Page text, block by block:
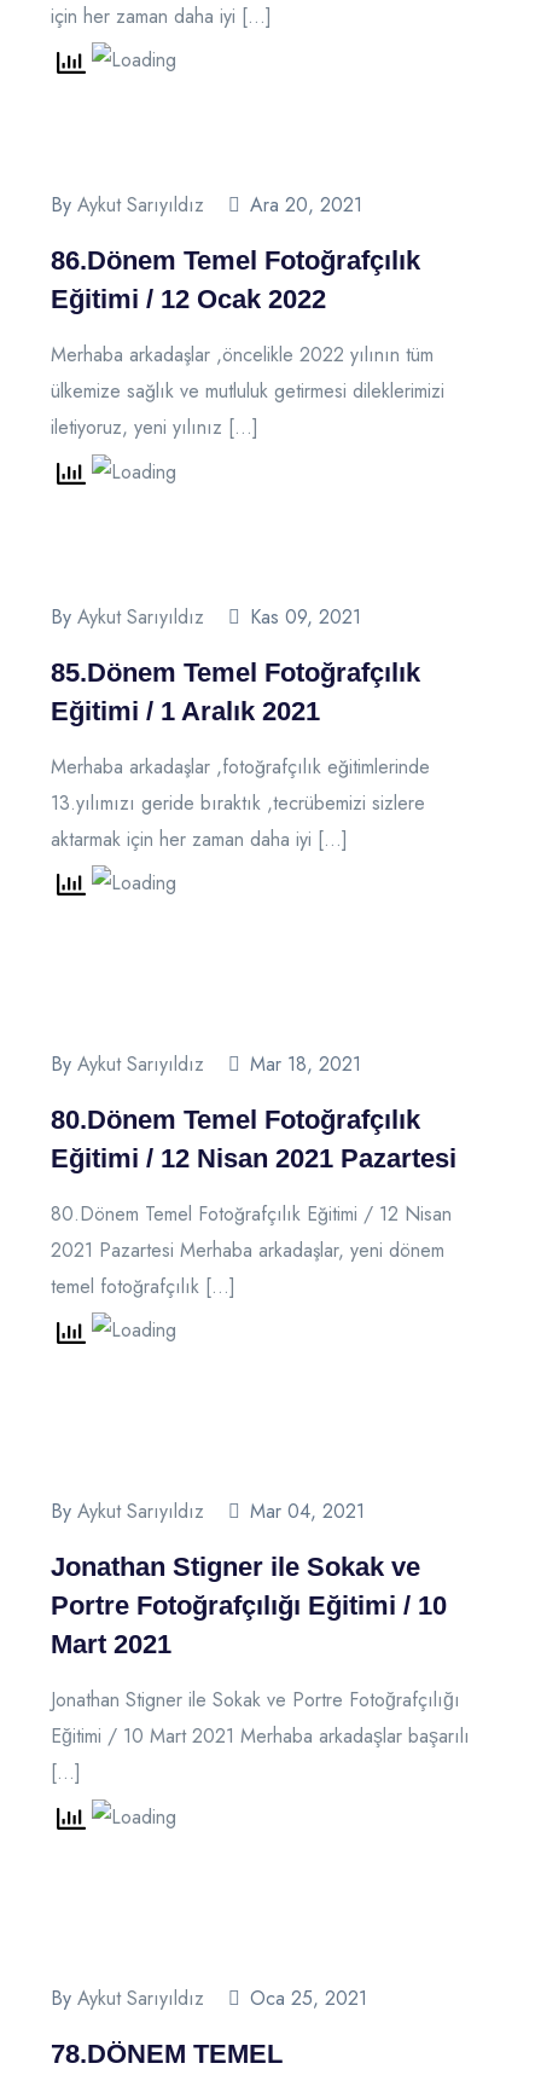
için her zaman daha iyi […]
By Aykut Sarıyıldız Ara 20, 2021
86.Dönem Temel Fotoğrafçılık
Eğitimi / 12 Ocak 2022
Merhaba arkadaşlar ,öncelikle 2022 yılının tüm
ülkemize sağlık ve mutluluk getirmesi dileklerimizi
iletiyoruz, yeni yılınız […]
By Aykut Sarıyıldız Kas 09, 2021
85.Dönem Temel Fotoğrafçılık
Eğitimi / 1 Aralık 2021
Merhaba arkadaşlar ,fotoğrafçılık eğitimlerinde
13.yılımızı geride bıraktık ,tecrübemizi sizlere
aktarmak için her zaman daha iyi […]
By Aykut Sarıyıldız Mar 18, 2021
80.Dönem Temel Fotoğrafçılık
Eğitimi / 12 Nisan 2021 Pazartesi
80.Dönem Temel Fotoğrafçılık Eğitimi / 12 Nisan
2021 Pazartesi Merhaba arkadaşlar, yeni dönem
temel fotoğrafçılık […]
By Aykut Sarıyıldız Mar 04, 2021
Jonathan Stigner ile Sokak ve
Portre Fotoğrafçılığı Eğitimi / 10
Mart 2021
Jonathan Stigner ile Sokak ve Portre Fotoğrafçılığı
Eğitimi / 10 Mart 2021 Merhaba arkadaşlar başarılı
[…]
By Aykut Sarıyıldız Oca 25, 2021
78.DÖNEM TEMEL